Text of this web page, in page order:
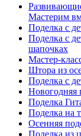
Мастерим
Поделка с
Поделка с
шапочках
Мастер-
Штора из
Поделка с
Новогодняя
Поделка
Поделка на
Осенняя
Поделка из